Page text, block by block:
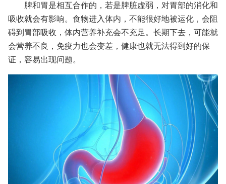
脾和胃是相互合作的，若是脾脏虚弱，对胃部的消化和
吸收就会有影响。食物进入体内，不能很好地被运化，会阻
碍到胃部吸收，体内营养补充会不充足。长期下去，可能就
会营养不良，免疫力也会变差，健康也就无法得到好的保
证，容易出现问题。